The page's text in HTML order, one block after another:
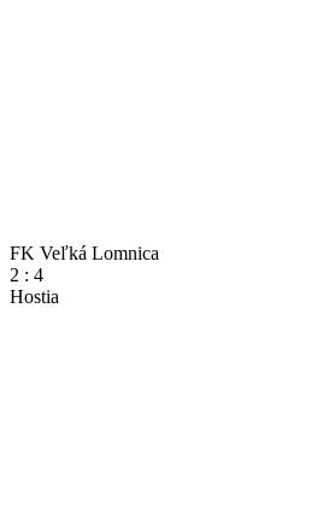
FK Veľká Lomnica
2 : 4
Hostia